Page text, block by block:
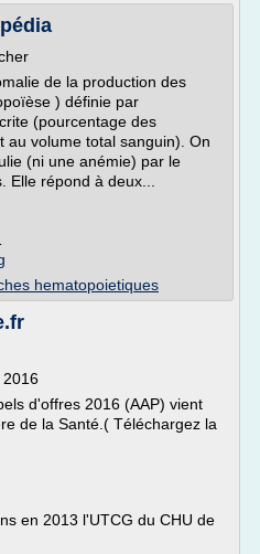
de la production des
) définie par
(pourcentage des
au volume total sanguin). On
(ni une anémie) par le
répond à deux...
hematopoietiques
2016
d'offres 2016 (AAP) vient
de la Santé.( Téléchargez la
en 2013 l'UTCG du CHU de